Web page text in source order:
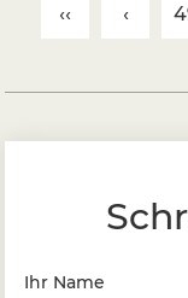
‹‹ ‹
Ihr Name